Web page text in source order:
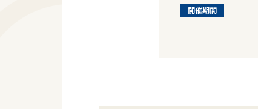
開催期間